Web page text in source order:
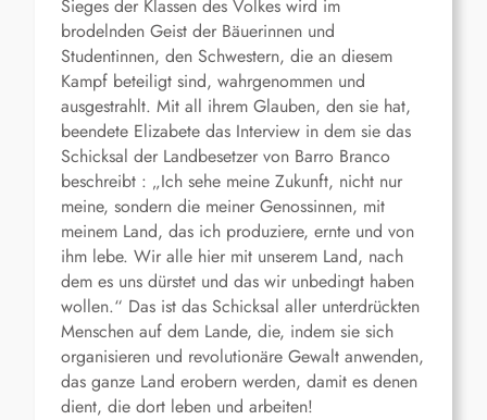
Sieges der Klassen des Volkes wird im
brodelnden Geist der Bäuerinnen und
Studentinnen, den Schwestern, die an diesem
Kampf beteiligt sind, wahrgenommen und
ausgestrahlt. Mit all ihrem Glauben, den sie hat,
beendete Elizabete das Interview in dem sie das
Schicksal der Landbesetzer von Barro Branco
beschreibt : „Ich sehe meine Zukunft, nicht nur
meine, sondern die meiner Genossinnen, mit
meinem Land, das ich produziere, ernte und von
ihm lebe. Wir alle hier mit unserem Land, nach
dem es uns dürstet und das wir unbedingt haben
wollen.“ Das ist das Schicksal aller unterdrückten
Menschen auf dem Lande, die, indem sie sich
organisieren und revolutionäre Gewalt anwenden,
das ganze Land erobern werden, damit es denen
dient, die dort leben und arbeiten!